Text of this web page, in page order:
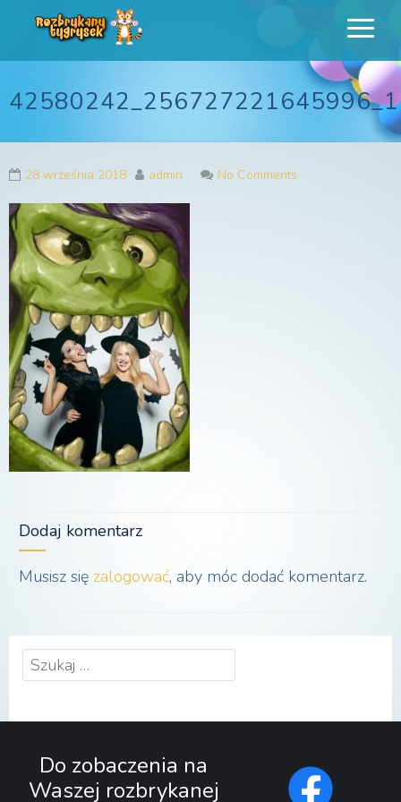
Rozbrykany
Tygrysek
Profesjonalne animacje urodzinowe dla dzieci
28 września 2018 admin No Comments
Dodaj komentarz
Musisz się zalogować, aby móc dodać komentarz.
Szukaj:
Do zobaczenia na
Waszej rozbrykanej